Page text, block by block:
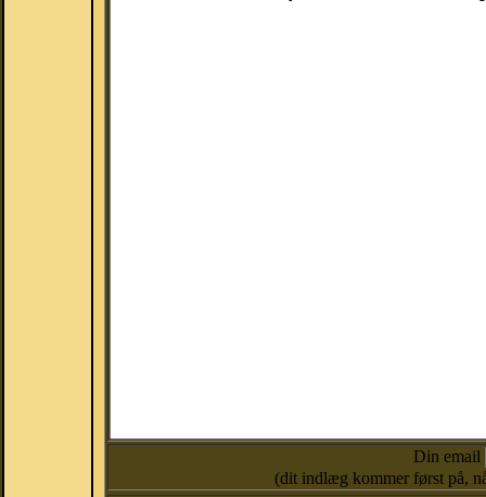
Din email
(dit indlæg kommer først på,